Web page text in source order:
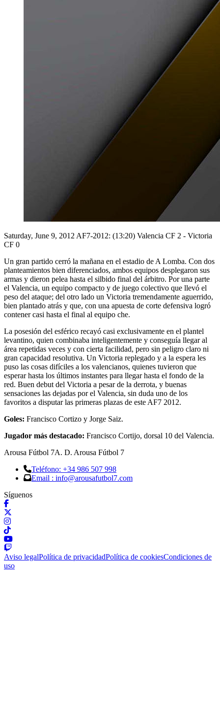
Saturday, June 9, 2012 AF7-2012: (13:20) Valencia CF 2 - Victoria
CF 0
Un gran partido cerró la mañana en el estadio de A Lomba. Con dos
planteamientos bien diferenciados, ambos equipos desplegaron sus
armas y dieron pelea hasta el silbido final del árbitro. Por una parte
el Valencia, un equipo compacto y de juego colectivo que llevó el
peso del ataque; del otro lado un Victoria tremendamente aguerrido,
bien plantado atrás y que, con una apuesta de corte defensiva logró
contener casi hasta el final al equipo che.
La posesión del esférico recayó casi exclusivamente en el plantel
levantino, quien combinaba inteligentemente y conseguía llegar al
área repetidas veces y con cierta facilidad, pero sin peligro claro ni
gran capacidad resolutiva. Un Victoria replegado y a la espera les
puso las cosas difíciles a los valencianos, quienes tuvieron que
esperar hasta los últimos instantes para llegar hasta el fondo de la
red. Buen debut del Victoria a pesar de la derrota, y buenas
sensaciones las dejadas por el Valencia, sin duda uno de los
favoritos a disputar las primeras plazas de este AF7 2012.
Goles: Francisco Cortizo y Jorge Saiz.
Jugador más destacado: Francisco Cortijo, dorsal 10 del Valencia.
Arousa Fútbol 7A. D. Arousa Fútbol 7
Teléfono: +34 986 507 998
Email : info@arousafutbol7.com
Síguenos
Aviso legalPolítica de privacidadPolítica de cookiesCondiciones de
uso